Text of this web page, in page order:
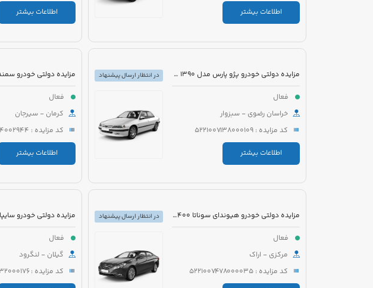
اطلاعات بیشتر
اطلاعات بیشتر
مزایده دولتی خودرو پژو پارس مدل 1390 رنگ سفید
فعال
خراسان رضوی - سبزوار
کد مزایده : 5221007138000109
اطلاعات بیشتر
در انتظار ارسال پیشنهاد
فعال
کرمان - سیرجان
کد مزایده : 5821400404002944
اطلاعات بیشتر
مزایده دولتی خودرو هیوندای سوناتا YF2400 مدل 2012 رنگ سفید متالیک
فعال
مرکزی - اراک
کد مزایده : 5221007478000035
در انتظار ارسال پیشنهاد
فعال
گیلان - لنگرود
کد مزایده : 5221007432000176